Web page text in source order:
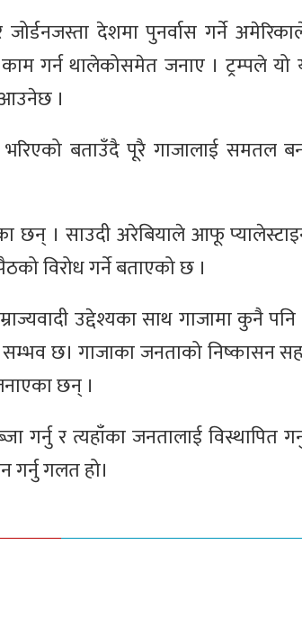
देशमा पुनर्वास गर्ने
गर्न थालेकोसमेत जनाए । ट्रम्पले यो
।
बताउँदै पूरै गाजालाई समतल
छन् । साउदी अरेबियाले आफू
विरोध गर्ने बताएको छ ।
उद्देश्यका साथ गाजामा कुनै
सम्भव छ। गाजाका जनताको निष्कासन
छन् ।
र त्यहाँका जनतालाई विस्थापित गर्नु
गलत हो।